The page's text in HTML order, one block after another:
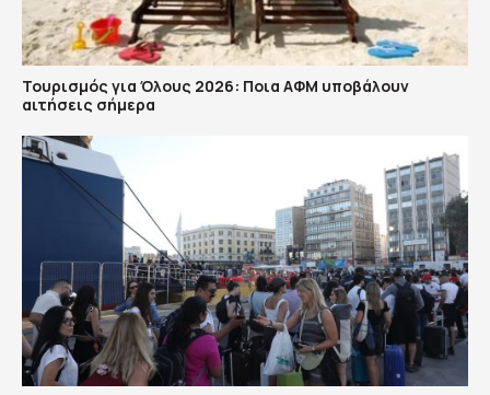
Τουρισμός για Όλους 2026: Ποια ΑΦΜ υποβάλουν
αιτήσεις σήμερα